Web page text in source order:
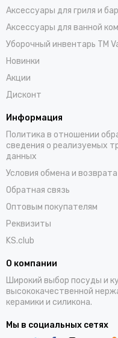
Аксессуары для гриля и
Аксессуары для ванной
Уборочный инвентарь TM
Новинки
Акции
Дисконт
Информация
Политика в отношении
сведения о реализуемых
данных
Условия обмена и возврата
Обратная связь
Оптовым покупателям
Реквизиты
KS.club
О компании
Широкий выбор посуды и
высококачественной
керамики и силикона.
Мы в социальных сетях